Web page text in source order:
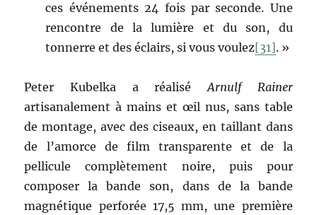
ces événements 24 fois par seconde. Une
rencontre de la lumière et du son, du
tonnerre et des éclairs, si vous voulez[31]. »
Peter Kubelka a réaliséArnulf Rainer
artisanalement à mains et œil nus, sans table
de montage, avec des ciseaux, en taillant dans
de l’amorce de film transparente et de la
pellicule complètement noire, puis pour
composer la bande son, dans de la bande
magnétique perforée 17,5 mm, une première